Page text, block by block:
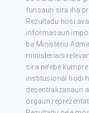
funsaun sira iha
Rezultadu hosi
informasaun
ba Ministériu
ministeriais
sira ne’ebé
institusionál hodi
desentralizasaun
órgaun